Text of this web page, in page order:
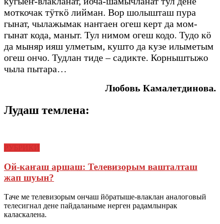
моткочак тӱткӧ лийман. Вор шолышташ пура
гынат, чылажымак наҥгаен огеш керт да мом-
гынат кода, маныт. Тул нимом огеш кодо. Тудо кӧ
да мыняр ияш улметым, кушто да кузе илыметым
огеш ончо. Тудлан тиде – садикте. Корныштыжо
чыла пытара…
Любовь Камалетдинова.
Лудаш темлена:
Ой-каҥаш аршаш: Телевизорым вашталташ
жап шуын?
Таче ме телевизорым ончаш йӧратыше-влаклан аналоговый
телесигнал дене пайдаланыме нерген радамлынрак
каласкалена.